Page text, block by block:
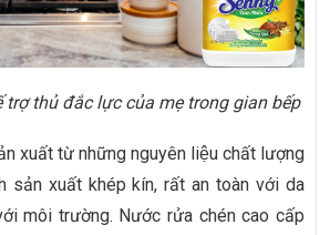
trợ thủ đắc lực của mẹ trong gian bếp
xuất từ những nguyên liệu chất lượng
sản xuất khép kín, rất an toàn với da
môi trường. Nước rửa chén cao cấp